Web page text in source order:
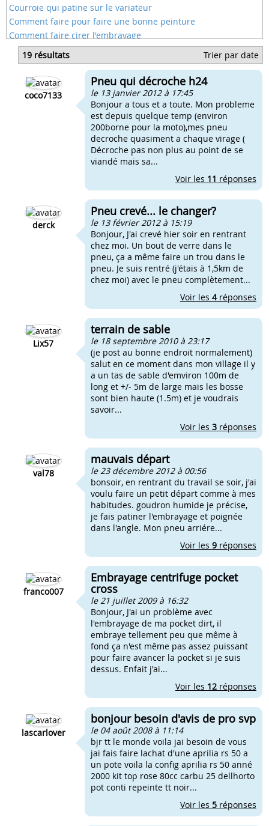
Courroie qui patine sur le variateur
Comment faire pour faire une bonne peinture
Comment faire cirer l'embrayage
Comment faire demarrer camino
Faire melange 4 temps
Faire niveau d'huile derbi
Faire niveau huile derbi
19 résultats Trier par date
coco7133
Pneu qui décroche h24
le 13 janvier 2012 à 17:45
Bonjour a tous et a toute. Mon probleme
est depuis quelque temp (environ
200borne pour la moto),mes pneu
decroche quasiment a chaque virage (
Décroche pas non plus au point de se
viandé mais sa...
Voir les 11 réponses
derck
Pneu crevé... le changer?
le 13 février 2012 à 15:19
Bonjour, J'ai crevé hier soir en rentrant
chez moi. Un bout de verre dans le
pneu, ça a même faire un trou dans le
pneu. Je suis rentré (j'étais à 1,5km de
chez moi) avec le pneu complètement...
Voir les 4réponses
Lix57
terrain de sable
le 18 septembre 2010 à 23:17
(je post au bonne endroit normalement)
salut en ce moment dans mon village il y
a un tas de sable d'emviron 100m de
long et +/- 5m de large mais les bosse
sont bien haute (1.5m) et je voudrais
savoir...
Voir les 3 réponses
val78
mauvais départ
le 23 décembre 2012 à 00:56
bonsoir, en rentrant du travail se soir, j'ai
voulu faire un petit départ comme à mes
habitudes. goudron humide je précise,
je fais patiner l'embrayage et poignée
dans l'angle. Mon pneu arriére...
Voir les 9 réponses
franco007
Embrayage centrifuge pocket
cross
le 21 juillet 2009 à 16:32
Bonjour, J'ai un problème avec
l'embrayage de ma pocket dirt, il
embraye tellement peu que même à
fond ça n'est même pas assez puissant
pour faire avancer la pocket si je suis
dessus. Enfait j'ai...
Voir les 12 réponses
lascarlover
bonjour besoin d'avis de pro svp
le 04 août 2008 à 11:14
bjr tt le monde voila jai besoin de vous
jai fais faire lachat d'une aprilia rs 50 a
un pote voila la config aprilia rs 50 anné
2000 kit top rose 80cc carbu 25 dellhorto
pot conti repeinte tt noir...
Voir les 5 réponses